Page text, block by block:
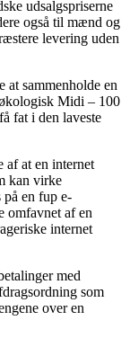
udsalgspriserne
også til mænd og
levering uden
sammenholde en
Midi – 100
fat i den laveste
at en internet
kan virke
en fup e-
omfavnet af en
internet
med
som
over en